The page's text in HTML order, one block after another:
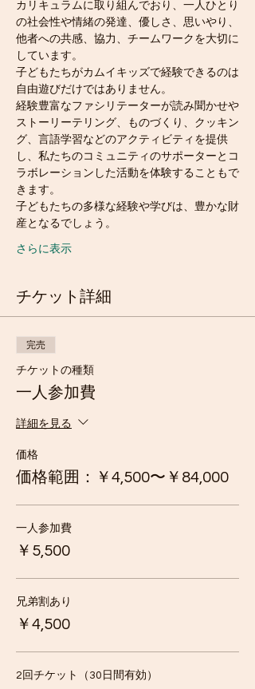
カリキュラムに取り組んでおり、一人ひとり
の社会性や情緒の発達、優しさ、思いやり、
他者への共感、協力、チームワークを大切に
しています。
子どもたちがカムイキッズで経験できるのは
自由遊びだけではありません。
経験豊富なファシリテーターが読み聞かせや
ストーリーテリング、ものづくり、クッキン
グ、言語学習などのアクティビティを提供
し、私たちのコミュニティのサポーターとコ
ラボレーションした活動を体験することもで
きます。
子どもたちの多様な経験や学びは、豊かな財
産となるでしょう。
さらに表示
チケット詳細
完売
チケットの種類
一人参加費
詳細を見る
価格
価格範囲：￥4,500〜￥84,000
一人参加費
￥5,500
兄弟割あり
￥4,500
2回チケット（30日間有効）